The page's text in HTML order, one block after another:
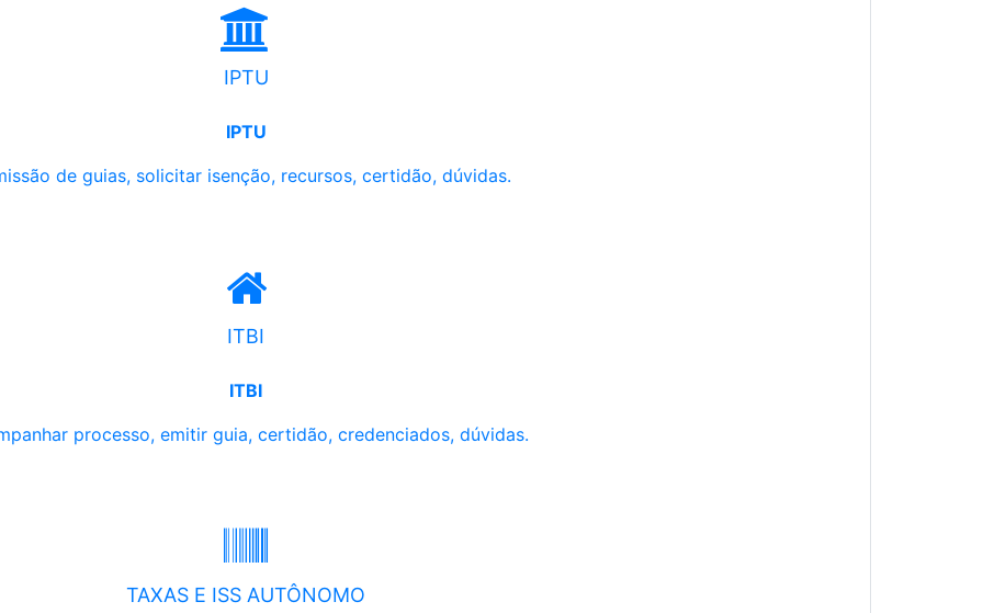
IPTU
IPTU
de guias, solicitar isenção, recursos, certidão, dúvidas.
ITBI
ITBI
processo, emitir guia, certidão, credenciados, dúvidas.
TAXAS E ISS AUTÔNOMO